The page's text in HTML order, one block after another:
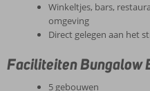
Winkeltjes, bars,
omgeving
Direct gelegen aan het
Faciliteiten Bungalow
5 gebouwen